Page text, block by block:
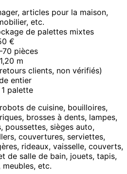
articles pour la maison,
etc.
de palettes mixtes
€
pièces
m
clients, non vérifiés)
entier
1 palette
de cuisine, bouilloires,
brosses à dents, lampes,
poussettes, sièges auto,
couvertures, serviettes,
rideaux, vaisselle, couverts,
de salle de bain, jouets, tapis,
etc.